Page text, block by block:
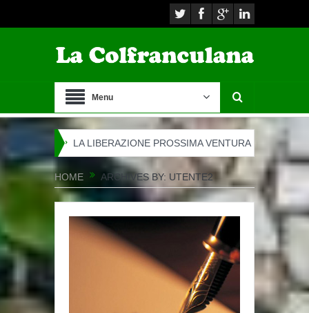
Menu
LA LIBERAZIONE PROSSIMA VENTURA LA MARCIA DELLA
HOME ARCHIVES BY: UTENTE2